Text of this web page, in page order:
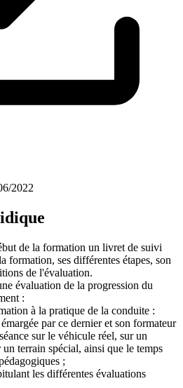
2022
de la formation un livret de suivi
formation, ses différentes étapes, son
de l'évaluation.
évaluation de la progression du
:
à la pratique de la conduite :
par ce dernier et son formateur
sur le véhicule réel, sur un
terrain spécial, ainsi que le temps
;
les différentes évaluations